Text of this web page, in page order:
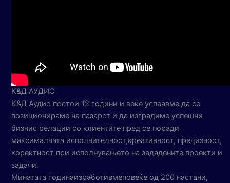
K&Д АУДИО
K&Д Аудио постои 12 години и веќе успеавме да се
позиционираме на пазарот и да изградиме успешни
бизнис релации со клиентите пред се поради
максималната исполнителност,креативност, прецизност,
коректност при исполнувањето на зададените проекти и
задачи.
Минатата годинаизработивмеповеќе од 200 настани,